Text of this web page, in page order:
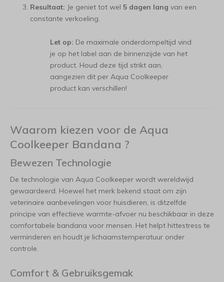
Resultaat: Je geniet tot wel 5 dagen lang van een
constante verkoeling.
Let op: De maximale onderdompeltijd vind
je op het label aan de binnenzijde van het
product. Houd deze tijd strikt aan,
aangezien dit per Aqua Coolkeeper
product kan verschillen!
Waarom kiezen voor de Aqua
Coolkeeper Bandana ?
Bewezen Technologie
De technologie van Aqua Coolkeeper wordt wereldwijd
gewaardeerd. Hoewel het merk bekend staat om zijn
veterinaire aanbevelingen voor huisdieren, is ditzelfde
principe van effectieve warmte-afvoer nu beschikbaar in deze
comfortabele bandana voor mensen. Het helpt hittestress te
verminderen en houdt je lichaamstemperatuur onder
controle.
Comfort & Gebruiksgemak